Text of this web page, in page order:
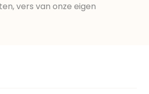
vers van onze eigen